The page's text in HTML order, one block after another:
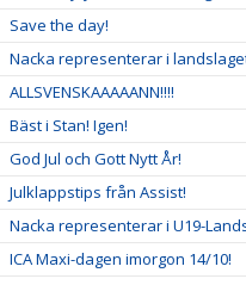
Save the day!
Nacka representerar i
ALLSVENSKAAAAANN!!!!
Bäst i Stan! Igen!
God Jul och Gott Nytt År!
Julklappstips från Assist!
Nacka representerar i U19-
ICA Maxi-dagen imorgon 14/10!